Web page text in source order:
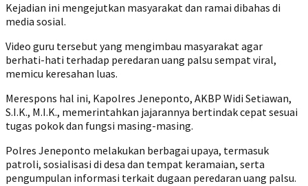
Kejadian ini mengejutkan masyarakat dan ramai dibahas di
media sosial.
Video guru tersebut yang mengimbau masyarakat agar
berhati-hati terhadap peredaran uang palsu sempat viral,
memicu keresahan luas.
Merespons hal ini, Kapolres Jeneponto, AKBP Widi Setiawan,
S.I.K., M.I.K., memerintahkan jajarannya bertindak cepat sesuai
tugas pokok dan fungsi masing-masing.
Polres Jeneponto melakukan berbagai upaya, termasuk
patroli, sosialisasi di desa dan tempat keramaian, serta
pengumpulan informasi terkait dugaan peredaran uang palsu.